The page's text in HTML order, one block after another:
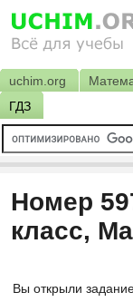
uchim.org
ГДЗ
Номер
класс,
Вы открыли